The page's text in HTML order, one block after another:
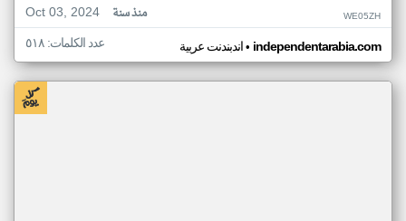
Oct 03, 2024
منذ سنة WE05ZH
اندبندنت عربية• independentarabia.com عدد الكلمات: ٥١٨